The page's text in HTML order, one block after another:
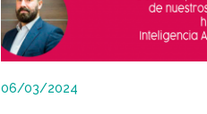
06/03/2024